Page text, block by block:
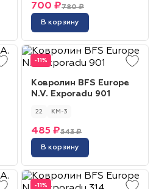
780 ₽
700 ₽
В корзину
-11%
Ковролин BFS Europe
N.V. Exporadu 901
22 КМ-3
543 ₽
485 ₽
В корзину
-11%